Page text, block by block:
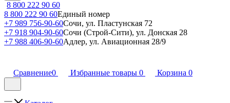
8 800 222 90 60
8 800 222 90 60Единый номер
+7 989 756-90-60Сочи, ул. Пластунская 72
+7 918 904-90-60Сочи (Строй-Сити), ул. Донская 28
+7 988 406-90-60Адлер, ул. Авиационная 28/9
Сравнение0 Избранные товары 0 Корзина 0